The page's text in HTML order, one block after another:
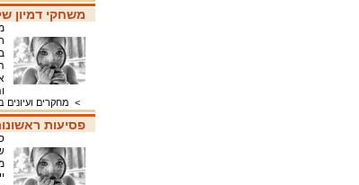
משחקי דמיון
> מחקרים ועיונים
פסיעות